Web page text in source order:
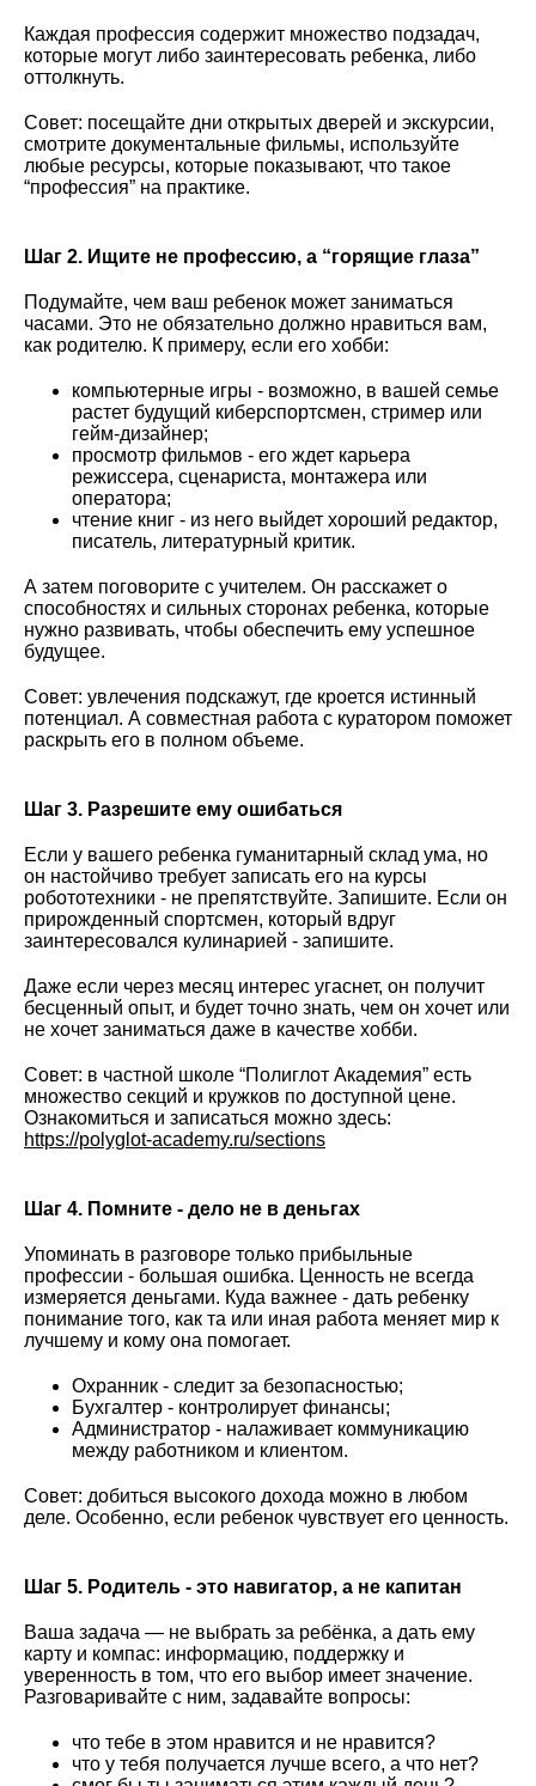
Каждая профессия содержит множество подзадач,
которые могут либо заинтересовать ребенка, либо
оттолкнуть.
Совет: посещайте дни открытых дверей и экскурсии,
смотрите документальные фильмы, используйте
любые ресурсы, которые показывают, что такое
“профессия” на практике.
Шаг 2. Ищите не профессию, а “горящие глаза”
Подумайте, чем ваш ребенок может заниматься
часами. Это не обязательно должно нравиться вам,
как родителю. К примеру, если его хобби:
компьютерные игры - возможно, в вашей семье
растет будущий киберспортсмен, стример или
гейм-дизайнер;
просмотр фильмов - его ждет карьера
режиссера, сценариста, монтажера или
оператора;
чтение книг - из него выйдет хороший редактор,
писатель, литературный критик.
А затем поговорите с учителем. Он расскажет о
способностях и сильных сторонах ребенка, которые
нужно развивать, чтобы обеспечить ему успешное
будущее.
Совет: увлечения подскажут, где кроется истинный
потенциал. А совместная работа с куратором поможет
раскрыть его в полном объеме.
Шаг 3. Разрешите ему ошибаться
Если у вашего ребенка гуманитарный склад ума, но
он настойчиво требует записать его на курсы
робототехники - не препятствуйте. Запишите. Если он
прирожденный спортсмен, который вдруг
заинтересовался кулинарией - запишите.
Даже если через месяц интерес угаснет, он получит
бесценный опыт, и будет точно знать, чем он хочет или
не хочет заниматься даже в качестве хобби.
Совет: в частной школе “Полиглот Академия” есть
множество секций и кружков по доступной цене.
Ознакомиться и записаться можно здесь:
https://polyglot-academy.ru/sections
Шаг 4. Помните - дело не в деньгах
Упоминать в разговоре только прибыльные
профессии - большая ошибка. Ценность не всегда
измеряется деньгами. Куда важнее - дать ребенку
понимание того, как та или иная работа меняет мир к
лучшему и кому она помогает.
Охранник - следит за безопасностью;
Бухгалтер - контролирует финансы;
Администратор - налаживает коммуникацию
между работником и клиентом.
Совет: добиться высокого дохода можно в любом
деле. Особенно, если ребенок чувствует его ценность.
Шаг 5. Родитель - это навигатор, а не капитан
Ваша задача — не выбрать за ребёнка, а дать ему
карту и компас: информацию, поддержку и
уверенность в том, что его выбор имеет значение.
Разговаривайте с ним, задавайте вопросы:
что тебе в этом нравится и не нравится?
что у тебя получается лучше всего, а что нет?